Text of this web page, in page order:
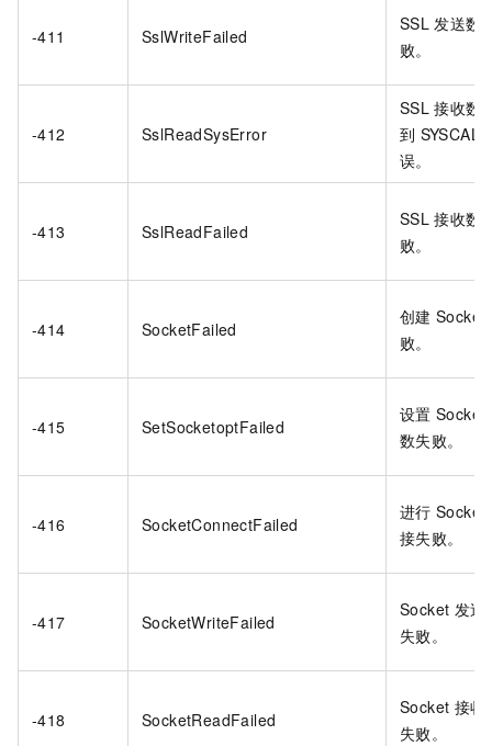
-411 SslWriteFailed
SSL 发送数
败。
-412 SslReadSysError
SSL 接收数
到 SYSCALL
误。
-413 SslReadFailed
SSL 接收数
败。
-414 SocketFailed
创建 Socket
败。
-415 SetSocketoptFailed
设置 Socket
数失败。
-416 SocketConnectFailed
进行 Socket
接失败。
-417 SocketWriteFailed
Socket 发送
失败。
-418 SocketReadFailed
Socket 接收
失败。